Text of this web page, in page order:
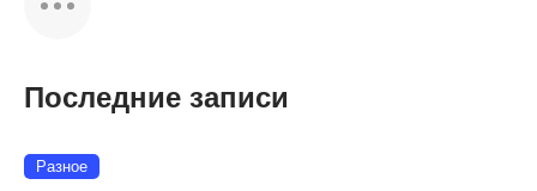
Последние записи
Разное